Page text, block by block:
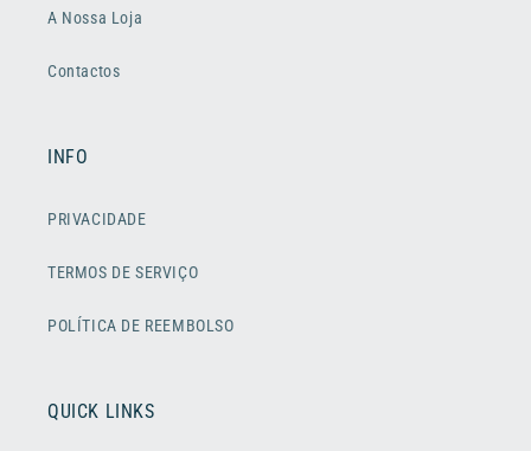
A Nossa Loja
Contactos
INFO
PRIVACIDADE
TERMOS DE SERVIÇO
POLÍTICA DE REEMBOLSO
QUICK LINKS